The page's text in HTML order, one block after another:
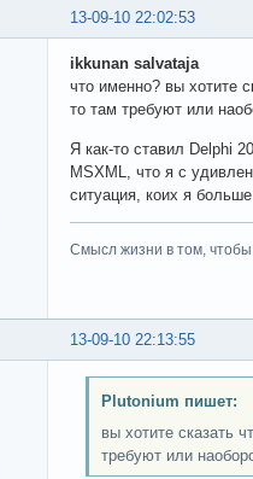
13-09-10 22:02:53
ikkunan salvataja
что именно? вы хотите
то там требуют или
Я как-то ставил Delphi
MSXML, что я с
ситуация, коих я
Смысл жизни в том,
13-09-10 22:13:55
Plutonium пишет:
вы хотите сказать
требуют или